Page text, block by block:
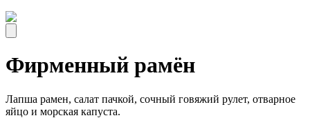
Фирменный рамён
Лапша рамен, салат пачкой, сочный говяжий рулет, отварное
яйцо и морская капуста.